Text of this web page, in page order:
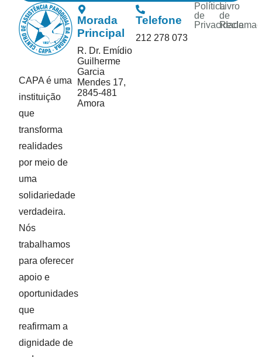
CAPA é uma
instituição
que
transforma
realidades
por meio de
uma
solidariedade
verdadeira.
Nós
trabalhamos
para oferecer
apoio e
oportunidades
que
reafirmam a
dignidade de
Morada
Principal
R. Dr. Emídio
Guilherme
Garcia
Mendes 17,
2845-481
Amora
Telefone
212 278 073
Política
de
Privacidade
Livro
de